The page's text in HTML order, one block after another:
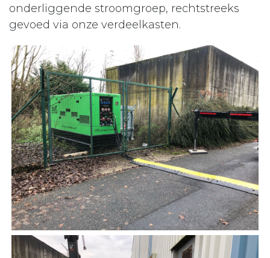
onderliggende stroomgroep, rechtstreeks
gevoed via onze verdeelkasten.